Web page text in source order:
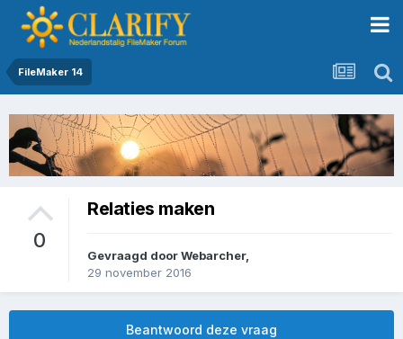
FileMaker 14
0
Relaties maken
Gevraagd doorWebarcher,
29 november 2016
Beantwoord deze vraag